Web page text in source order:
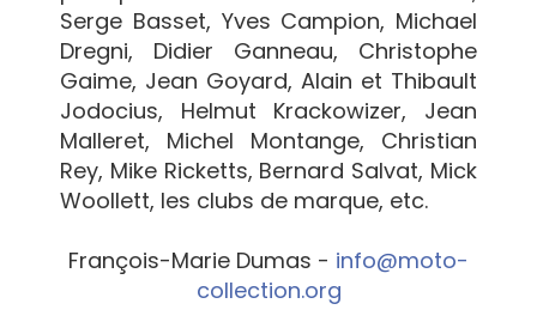
Serge Basset, Yves Campion, Michael
Dregni, Didier Ganneau, Christophe
Gaime, Jean Goyard, Alain et Thibault
Jodocius, Helmut Krackowizer, Jean
Malleret, Michel Montange, Christian
Rey, Mike Ricketts, Bernard Salvat, Mick
Woollett, les clubs de marque, etc.
François-Marie Dumas - info@moto-
collection.org